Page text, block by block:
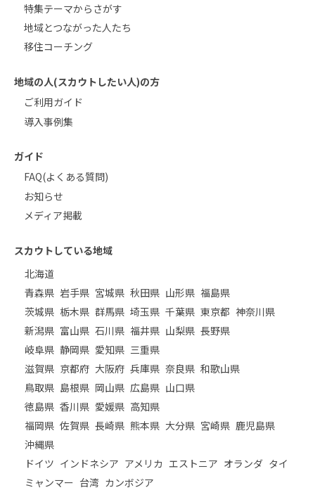
特集テーマからさがす
地域とつながった人たち
移住コーチング
地域の人(スカウトしたい人)の方
ご利用ガイド
導入事例集
ガイド
FAQ(よくある質問)
お知らせ
メディア掲載
スカウトしている地域
北海道
青森県 岩手県 宮城県 秋田県 山形県 福島県
茨城県 栃木県 群馬県 埼玉県 千葉県 東京都 神奈川県
新潟県 富山県 石川県 福井県 山梨県 長野県
岐阜県 静岡県 愛知県 三重県
滋賀県 京都府 大阪府 兵庫県 奈良県 和歌山県
鳥取県 島根県 岡山県 広島県 山口県
徳島県 香川県 愛媛県 高知県
福岡県 佐賀県 長崎県 熊本県 大分県 宮崎県 鹿児島県
沖縄県
ドイツ インドネシア アメリカ エストニア オランダ タイ
ミャンマー 台湾 カンボジア